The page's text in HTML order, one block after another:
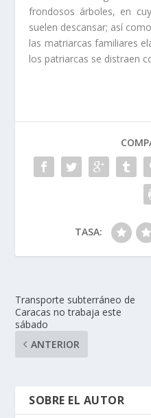
frondosos árboles, en
suelen descansar; así
las matriarcas familiares
los patriarcas se distraen
TASA:
Transporte subterráneo de
Caracas no trabaja este
sábado
ANTERIOR
SOBRE EL AUTOR